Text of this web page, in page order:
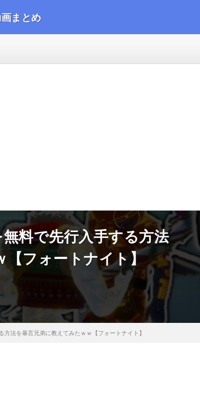
まとめ
料で先行入手する方法
【フォートナイト】
法を暴言兄弟に教えてみたｗｗ【フォートナイト】